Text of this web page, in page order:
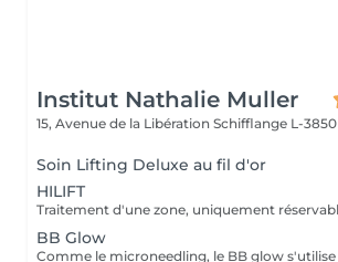
Institut Nathalie Muller
15, Avenue de la Libération Schifflange L-3850
Soin Lifting Deluxe au fil d'or
HILIFT
BB Glow